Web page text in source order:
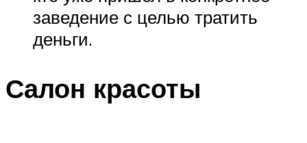
заведение с целью тратить
деньги.
Салон красоты